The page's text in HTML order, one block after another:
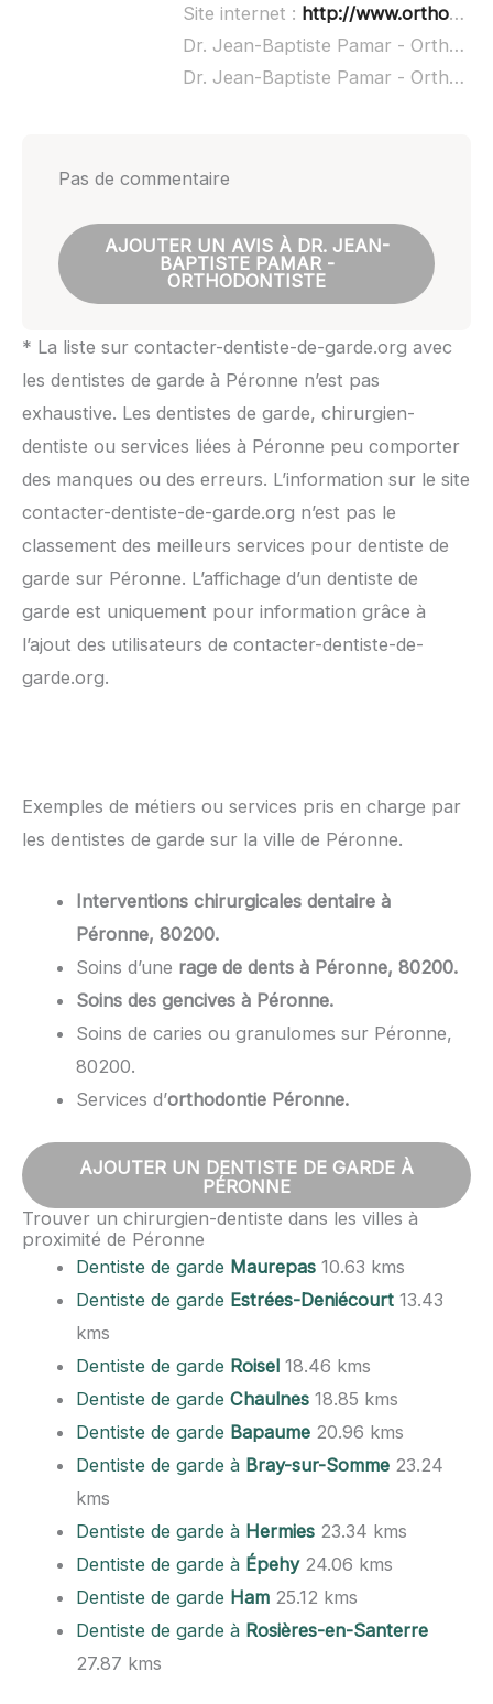
Site internet : http://www.orthodontiste-peronne.fr/
Dr. Jean-Baptiste Pamar - Orthodontiste à domicile :
Dr. Jean-Baptiste Pamar - Orthodontiste ouvert dimanche :
Pas de commentaire
AJOUTER UN AVIS À DR. JEAN-
BAPTISTE PAMAR -
ORTHODONTISTE
* La liste sur contacter-dentiste-de-garde.org avec
les dentistes de garde à Péronne n’est pas
exhaustive. Les dentistes de garde, chirurgien-
dentiste ou services liées à Péronne peu comporter
des manques ou des erreurs. L’information sur le site
contacter-dentiste-de-garde.org n’est pas le
classement des meilleurs services pour dentiste de
garde sur Péronne. L’affichage d’un dentiste de
garde est uniquement pour information grâce à
l’ajout des utilisateurs de contacter-dentiste-de-
garde.org.
Exemples de métiers ou services pris en charge par
les dentistes de garde sur la ville de Péronne.
Interventions chirurgicales dentaire à
Péronne, 80200.
Soins d’une rage de dents à Péronne, 80200.
Soins des gencives à Péronne.
Soins de caries ou granulomes sur Péronne,
80200.
Services d’orthodontie Péronne.
AJOUTER UN DENTISTE DE GARDE À
PÉRONNE
Trouver un chirurgien-dentiste dans les villes à
proximité de Péronne
Dentiste de garde Maurepas 10.63 kms
Dentiste de garde Estrées-Deniécourt 13.43
kms
Dentiste de garde Roisel 18.46 kms
Dentiste de gardeChaulnes 18.85 kms
Dentiste de garde Bapaume 20.96 kms
Dentiste de garde à Bray-sur-Somme 23.24
kms
Dentiste de garde à Hermies 23.34 kms
Dentiste de garde à Épehy24.06 kms
Dentiste de garde Ham 25.12 kms
Dentiste de garde à Rosières-en-Santerre
27.87 kms